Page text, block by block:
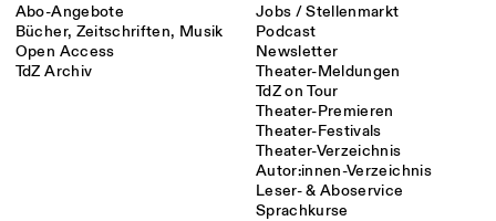
Abo-Angebote
Bücher, Zeitschriften, Musik
Open Access
TdZ Archiv
Jobs / Stellenmarkt
Podcast
Newsletter
Theater-Meldungen
TdZ on Tour
Theater-Premieren
Theater-Festivals
Theater-Verzeichnis
Autor:innen-Verzeichnis
Leser- & Aboservice
Sprachkurse